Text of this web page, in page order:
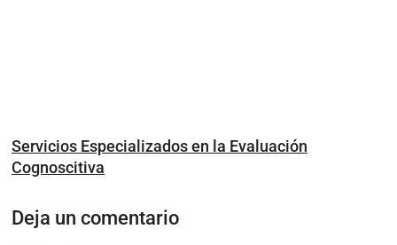
Servicios Especializados en la Evaluación
Cognoscitiva
Deja un comentario